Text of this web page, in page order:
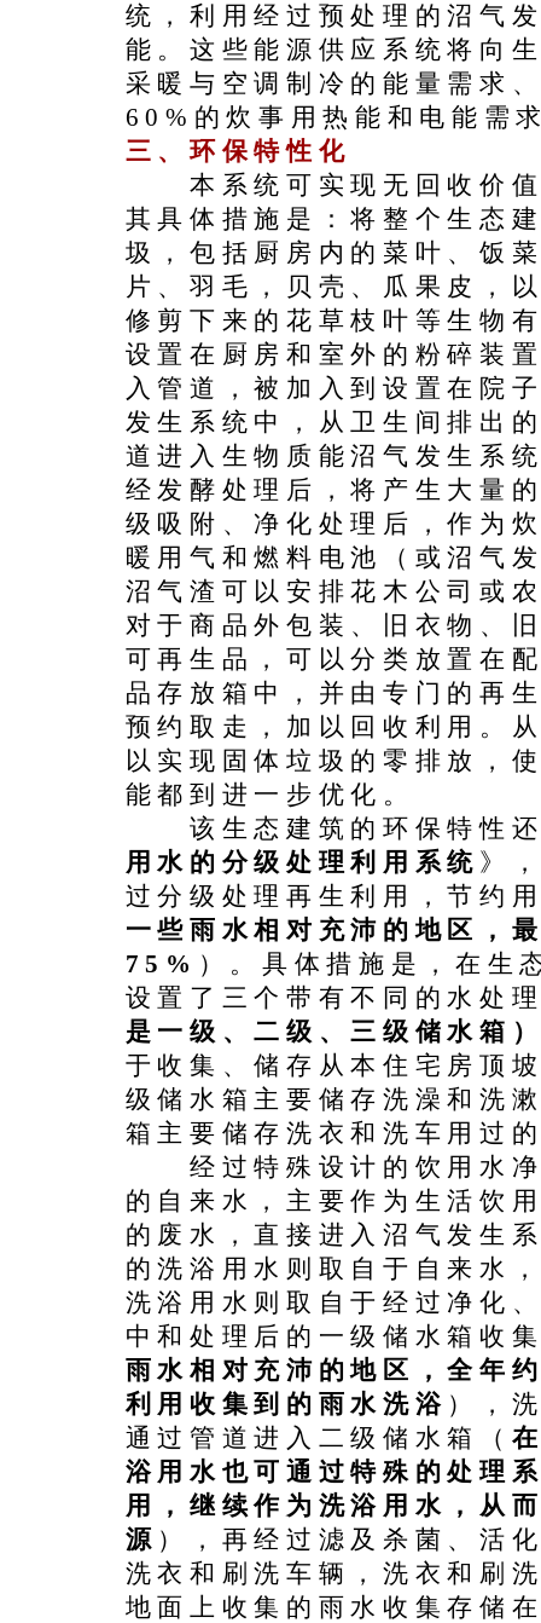
统，利用经过预处理的沼气
能。这些能源供应系统将向
采暖与空调制冷的能量需求
60%的炊事用热能和电能需
三、环保特性化
本系统可实现无回收价值
其具体措施是：将整个生态
圾，包括厨房内的菜叶、饭
片、羽毛，贝壳、瓜果皮，
修剪下来的花草枝叶等生物
设置在厨房和室外的粉碎装
入管道，被加入到设置在院
发生系统中，从卫生间排出
道进入生物质能沼气发生系
经发酵处理后，将产生大量
级吸附、净化处理后，作为
暖用气和燃料电池（或沼气
沼气渣可以安排花木公司或
对于商品外包装、旧衣物、
可再生品，可以分类放置在
品存放箱中，并由专门的再
预约取走，加以回收利用。
以实现固体垃圾的零排放，
能都到进一步优化。
该生态建筑的环保特性还
用水的分级处理利用系统 》
过分级处理再生利用，节约
一些雨水相对充沛的地区，
75% ）。具体措施是，在生
设置了三个带有不同的水处
是一级、二级、三级储水箱
于收集、储存从本住宅房顶
级储水箱主要储存洗澡和洗
箱主要储存洗衣和洗车用过
经过特殊设计的饮用水净
的自来水，主要作为生活饮
的废水，直接进入沼气发生
的洗浴用水则取自于自来水
洗浴用水则取自于经过净化
中和处理后的一级储水箱收
雨水相对充沛的地区，全年
利用收集到的雨水洗浴 ），
通过管道进入二级储水箱（
浴用水也可通过特殊的处理
用，继续作为洗浴用水，从
源 ），再经过滤及杀菌、活
洗衣和刷洗车辆，洗衣和刷
地面上收集的雨水收集存储